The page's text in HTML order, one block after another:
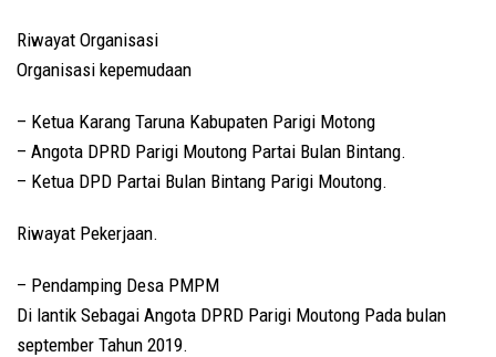
Riwayat Organisasi
Organisasi kepemudaan
– Ketua Karang Taruna Kabupaten Parigi Motong
– Angota DPRD Parigi Moutong Partai Bulan Bintang.
– Ketua DPD Partai Bulan Bintang Parigi Moutong.
Riwayat Pekerjaan.
– Pendamping Desa PMPM
Di lantik Sebagai Angota DPRD Parigi Moutong Pada bulan
september Tahun 2019.